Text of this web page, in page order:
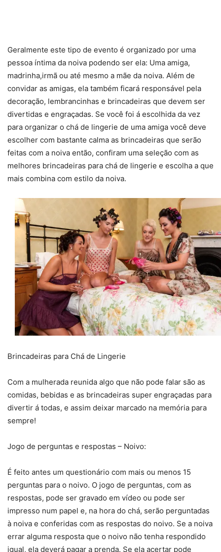
Geralmente este tipo de evento é organizado por uma
pessoa íntima da noiva podendo ser ela: Uma amiga,
madrinha,irmã ou até mesmo a mãe da noiva. Além de
convidar as amigas, ela também ficará responsável pela
decoração, lembrancinhas e brincadeiras que devem ser
divertidas e engraçadas. Se você foi á escolhida da vez
para organizar o chá de lingerie de uma amiga você deve
escolher com bastante calma as brincadeiras que serão
feitas com a noiva então, confiram uma seleção com as
melhores brincadeiras para chá de lingerie e escolha a que
mais combina com estilo da noiva.
Brincadeiras para Chá de Lingerie
Com a mulherada reunida algo que não pode falar são as
comidas, bebidas e as brincadeiras super engraçadas para
divertir á todas, e assim deixar marcado na memória para
sempre!
Jogo de perguntas e respostas – Noivo:
É feito antes um questionário com mais ou menos 15
perguntas para o noivo. O jogo de perguntas, com as
respostas, pode ser gravado em vídeo ou pode ser
impresso num papel e, na hora do chá, serão perguntadas
à noiva e conferidas com as respostas do noivo. Se a noiva
errar alguma resposta que o noivo não tenha respondido
igual, ela deverá pagar a prenda. Se ela acertar pode